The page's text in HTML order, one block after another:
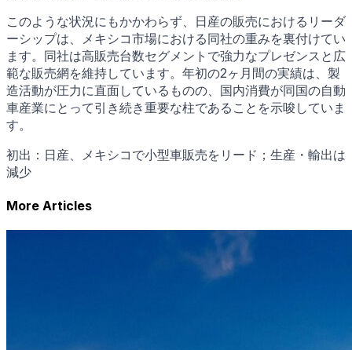
このような状況にもかかわらず、日産の販売におけるリーダ
ーシップは、メキシコ市場における同社の重みを裏付けてい
ます。同社は高販売台数セグメントで強力なプレゼンスと広
範な販売網を維持しています。年初の2ヶ月間の実績は、製
造活動が圧力に直面しているものの、国内消費が同国の自動
車産業にとって引き続き重要な柱であることを示唆していま
す。
初出：日産、メキシコで小型車販売をリード；生産・輸出は
減少
More Articles